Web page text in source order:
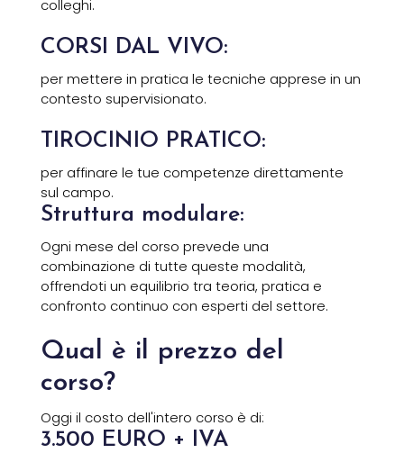
colleghi.
CORSI DAL VIVO:
per mettere in pratica le tecniche apprese in un
contesto supervisionato.
TIROCINIO PRATICO:
per affinare le tue competenze direttamente
sul campo.
Struttura modulare:
Ogni mese del corso prevede una
combinazione di tutte queste modalità,
offrendoti un equilibrio tra teoria, pratica e
confronto continuo con esperti del settore.
Qual è il prezzo del
corso?
Oggi il costo dell'intero corso è di:
3.500 EURO + IVA